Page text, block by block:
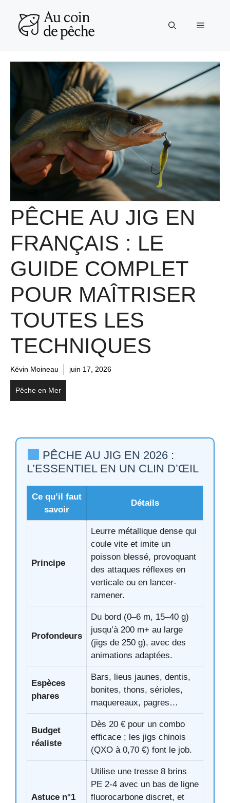
contenu
Menu
PÊCHE AU JIG EN
FRANÇAIS : LE
GUIDE COMPLET
POUR MAÎTRISER
TOUTES LES
TECHNIQUES
Kévin Moineau juin 17, 2026
Pêche en Mer
PÊCHE AU JIG EN 2026 :
L’ESSENTIEL EN UN CLIN D’ŒIL
Ce qu’il faut
savoir
Détails
Principe
Leurre métallique dense qui
coule vite et imite un
poisson blessé, provoquant
des attaques réflexes en
verticale ou en lancer-
ramener.
Profondeurs
Du bord (0–6 m, 15–40 g)
jusqu’à 200 m+ au large
(jigs de 250 g), avec des
animations adaptées.
Espèces
phares
Bars, lieus jaunes, dentis,
bonites, thons, sérioles,
maquereaux, pagres…
Budget
réaliste
Dès 20 € pour un combo
efficace ; les jigs chinois
(QXO à 0,70 €) font le job.
Astuce n°1
Utilise une tresse 8 brins
PE 2-4 avec un bas de ligne
fluorocarbone discret, et